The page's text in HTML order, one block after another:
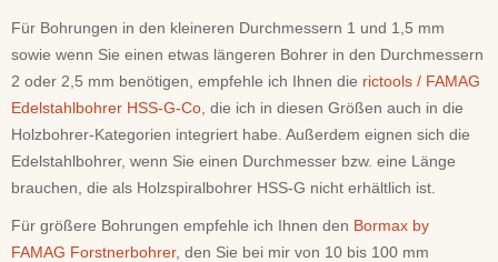
Für Bohrungen in den kleineren Durchmessern 1 und 1,5 mm
sowie wenn Sie einen etwas längeren Bohrer in den Durchmessern
2 oder 2,5 mm benötigen, empfehle ich Ihnen die rictools / FAMAG
Edelstahlbohrer HSS-G-Co , die ich in diesen Größen auch in die
Holzbohrer-Kategorien integriert habe. Außerdem eignen sich die
Edelstahlbohrer, wenn Sie einen Durchmesser bzw. eine Länge
brauchen, die als Holzspiralbohrer HSS-G nicht erhältlich ist.
Für größere Bohrungen empfehle ich Ihnen den Bormax by
FAMAG Forstnerbohrer, den Sie bei mir von 10 bis 100 mm